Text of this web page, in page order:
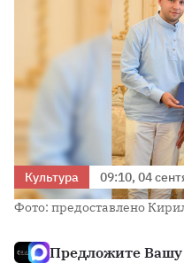
Культура
09:10, 04
Фото: предоставлено
Предложите Вашу